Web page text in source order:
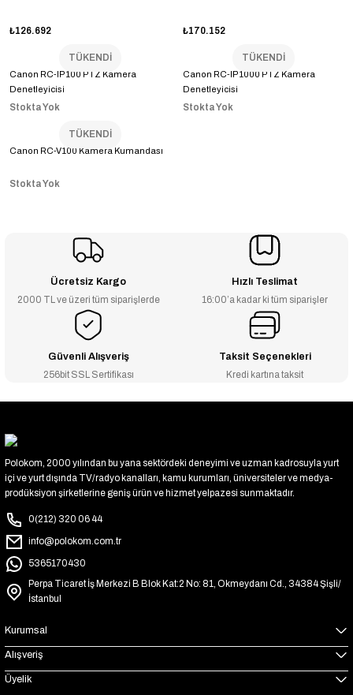
₺126.692 ₺170.152
TÜKENDİ
Canon RC-IP100 PTZ Kamera
Denetleyicisi
Stokta Yok
TÜKENDİ
Canon RC-IP1000 PTZ Kamera
Denetleyicisi
Stokta Yok
TÜKENDİ
Canon RC-V100 Kamera Kumandası
Stokta Yok
Ücretsiz Kargo
2000 TL ve üzeri tüm siparişlerde
Hızlı Teslimat
16:00’a kadar ki tüm siparişler
Güvenli Alışveriş
256bit SSL Sertifikası
Taksit Seçenekleri
Kredi kartına taksit
Polokom, 2000 yılından bu yana sektördeki deneyimi ve uzman kadrosuyla yurt
içi ve yurt dışında TV/radyo kanalları, kamu kurumları, üniversiteler ve medya-
prodüksiyon şirketlerine geniş ürün ve hizmet yelpazesi sunmaktadır.
0(212) 320 06 44
info@polokom.com.tr
5365170430
Perpa Ticaret İş Merkezi B Blok Kat:2 No: 81, Okmeydanı Cd., 34384 Şişli/
İstanbul
Kurumsal
Alışveriş
Üyelik